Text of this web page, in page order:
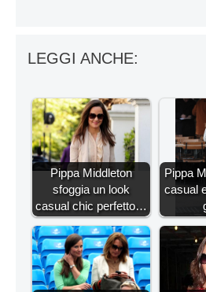
LEGGI ANCHE:
Pippa Middleton
sfoggia un look
casual chic perfetto…
Pippa
casual